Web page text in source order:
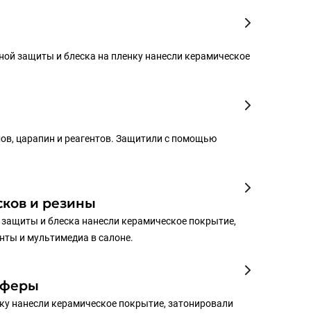
защиты и блеска на пленку нанесли керамическое
царапин и реагентов. Защитили с помощью
и резины
и блеска нанесли керамическое покрытие,
и мультимедиа в салоне.
нанесли керамическое покрытие, затонировали